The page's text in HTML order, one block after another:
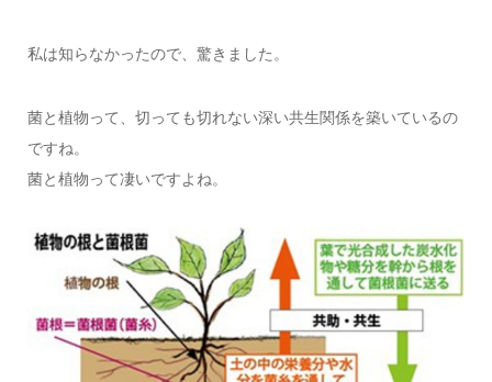
私は知らなかったので、驚きました。
菌と植物って、切っても切れない深い共生関係を築いているの
ですね。
菌と植物って凄いですよね。